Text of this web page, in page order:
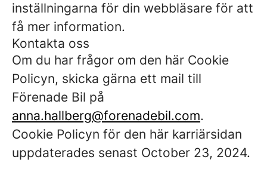
inställningarna för din webbläsare för att
få mer information.
Kontakta oss
Om du har frågor om den här Cookie
Policyn, skicka gärna ett mail till
Förenade Bil på
anna.hallberg@forenadebil.com.
Cookie Policyn för den här karriärsidan
uppdaterades senast October 23, 2024.